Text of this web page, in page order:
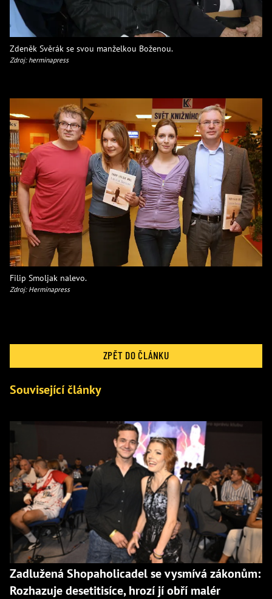
Zdeněk Svěrák se svou manželkou Boženou.
Zdroj: herminapress
Filip Smoljak nalevo.
Zdroj: Herminapress
ZPĚT DO ČLÁNKU
Související články
Zadlužená Shopaholicadel se vysmívá zákonům:
Rozhazuje desetitisíce, hrozí jí obří malér